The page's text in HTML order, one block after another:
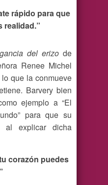
rápido para que
realidad.”
del erizo de
Renee Michel
que la conmueve
Barvery bien
ejemplo a “El
para que su
al explicar dicha
corazón puedes